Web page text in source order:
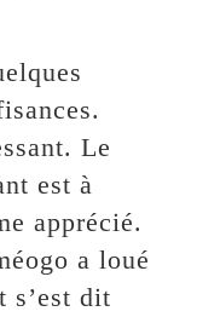
Le
est à
apprécié.
a loué
s’est dit